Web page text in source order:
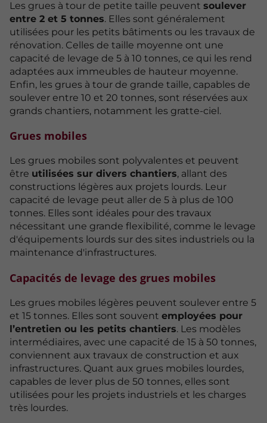
Les grues à tour de petite taille peuvent soulever
entre 2 et 5 tonnes. Elles sont généralement
utilisées pour les petits bâtiments ou les travaux de
rénovation. Celles de taille moyenne ont une
capacité de levage de 5 à 10 tonnes, ce qui les rend
adaptées aux immeubles de hauteur moyenne.
Enfin, les grues à tour de grande taille, capables de
soulever entre 10 et 20 tonnes, sont réservées aux
grands chantiers, notamment les gratte-ciel.
Grues mobiles
Les grues mobiles sont polyvalentes et peuvent
être utilisées sur divers chantiers, allant des
constructions légères aux projets lourds. Leur
capacité de levage peut aller de 5 à plus de 100
tonnes. Elles sont idéales pour des travaux
nécessitant une grande flexibilité, comme le levage
d'équipements lourds sur des sites industriels ou la
maintenance d'infrastructures.
Capacités de levage des grues mobiles
Les grues mobiles légères peuvent soulever entre 5
et 15 tonnes. Elles sont souvent employées pour
l’entretien ou les petits chantiers. Les modèles
intermédiaires, avec une capacité de 15 à 50 tonnes,
conviennent aux travaux de construction et aux
infrastructures. Quant aux grues mobiles lourdes,
capables de lever plus de 50 tonnes, elles sont
utilisées pour les projets industriels et les charges
très lourdes.